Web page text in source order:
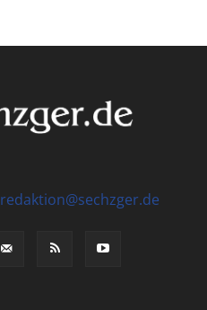
redaktion@sechzger.de